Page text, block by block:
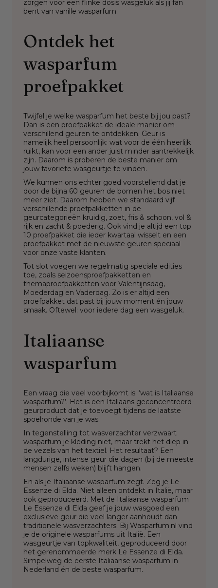
zorgen voor een flinke dosis wasgeluk als jij fan
bent van vanille wasparfum.
Ontdek het
wasparfum
proefpakket
Twijfel je welke wasparfum het beste bij jou past?
Dan is een proefpakket de ideale manier om
verschillend geuren te ontdekken. Geur is
namelijk heel persoonlijk: wat voor de één heerlijk
ruikt, kan voor een ander juist minder aantrekkelijk
zijn. Daarom is proberen de beste manier om
jouw favoriete wasgeurtje te vinden.
We kunnen ons echter goed voorstellend dat je
door de bijna 60 geuren de bomen het bos niet
meer ziet. Daarom hebben we standaard vijf
verschillende proefpakketten in de
geurcategorieën kruidig, zoet, fris & schoon, vol &
rijk en zacht & poederig. Ook vind je altijd een top
10 proefpakket die ieder kwartaal wisselt en een
proefpakket met de nieuwste geuren speciaal
voor onze vaste klanten.
Tot slot voegen we regelmatig speciale edities
toe, zoals seizoensproefpakketten en
themaproefpakketten voor Valentijnsdag,
Moederdag en Vaderdag. Zo is er altijd een
proefpakket dat past bij jouw moment én jouw
smaak. Oftewel: voor iedere dag een wasgeluk.
Italiaanse
wasparfum
Een vraag die veel voorbijkomt is: ‘wat is Italiaanse
wasparfum?’. Het is een Italiaans geconcentreerd
geurproduct dat je toevoegt tijdens de laatste
spoelronde van je was.
In tegenstelling tot wasverzachter verzwaart
wasparfum je kleding niet, maar trekt het diep in
de vezels van het textiel. Het resultaat? Een
langdurige, intense geur die dagen (bij de meeste
mensen zelfs weken) blijft hangen.
En als je Italiaanse wasparfum zegt. Zeg je Le
Essenze di Elda. Niet alleen ontdekt in Italië, maar
ook geproduceerd. Met de Italiaanse wasparfum
Le Essenze di Elda geef je jouw wasgoed een
exclusieve geur die veel langer aanhoudt dan
traditionele wasverzachters. Bij Wasparfum.nl vind
je de originele wasparfums uit Italië. Een
wasgeurtje van topkwaliteit, geproduceerd door
het gerenommeerde merk Le Essenze di Elda.
Simpelweg de eerste Italiaanse wasparfum in
Nederland én de beste wasparfum.